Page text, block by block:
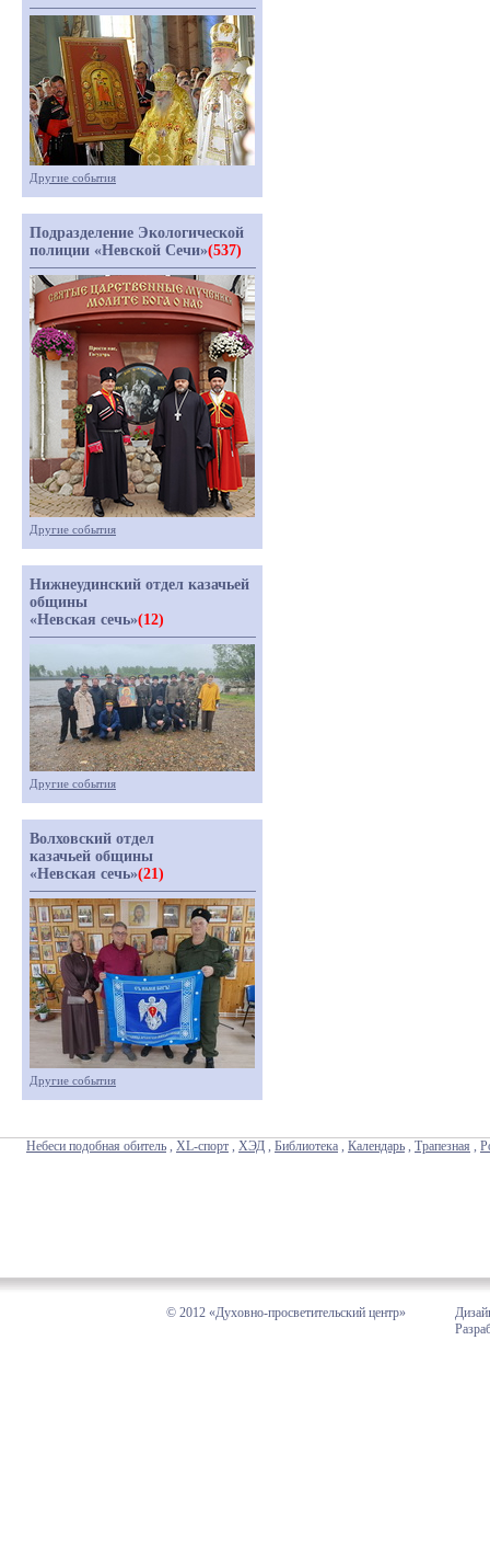
Другие события
Подразделение Экологической
полиции «Невской Сечи»(537)
Другие события
Нижнеудинский отдел казачьей
общины
«Невская сечь»(12)
Другие события
Волховский отдел
казачьей общины
«Невская сечь»(21)
Другие события
Небеси подобная обитель , XL-спорт , ХЭД , Библиотека , Календарь , Трапезная ,
© 2012 «Духовно-просветительский центр»